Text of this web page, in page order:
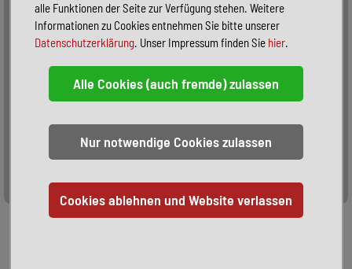
Sortieren:
alle Funktionen der Seite zur Verfügung stehen. Weitere
Informationen zu Cookies entnehmen Sie bitte unserer
Datenschutzerklärung. Unser Impressum finden Sie hier.